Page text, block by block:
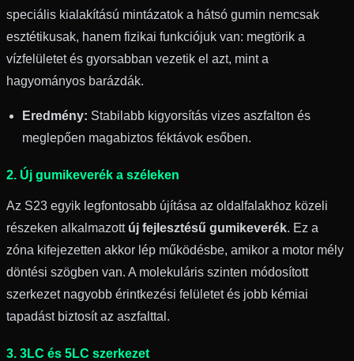
speciális kialakítású mintázatok a hátsó gumin nemcsak
esztétikusak, hanem fizikai funkciójuk van: megtörik a
vízfelületet és gyorsabban vezetik el azt, mint a
hagyományos barázdák.
Eredmény: Stabilabb kigyorsítás vizes aszfalton és
meglepően magabiztos féktávok esőben.
2. Új gumikeverék a széleken
Az S23 egyik legfontosabb újítása az oldalfalakhoz közeli
részeken alkalmazott új fejlesztésű gumikeverék. Ez a
zóna kifejezetten akkor lép működésbe, amikor a motor mély
döntési szögben van. A molekuláris szinten módosított
szerkezet nagyobb érintkezési felületet és jobb kémiai
tapadást biztosít az aszfalttal.
3. 3LC és 5LC szerkezet